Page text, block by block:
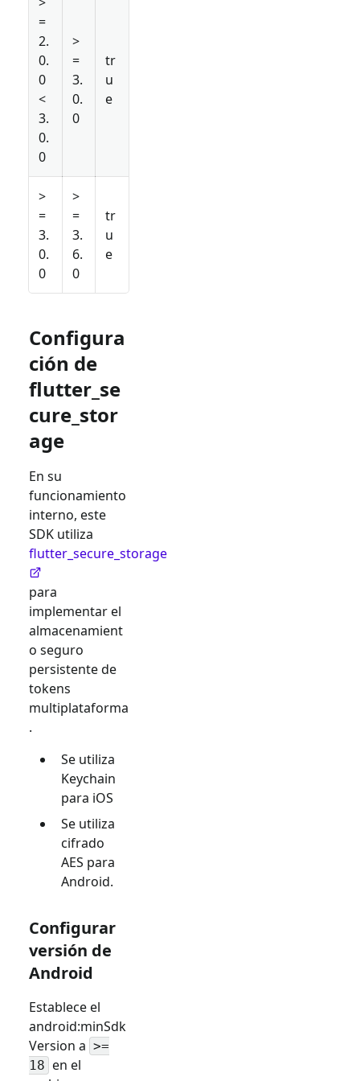
=
2.
0.
0
<
3.
0.
0
>
=
3.
0.
0
tr
u
e
>
=
3.
0.
0
>
=
3.
6.
0
tr
u
e
Configura
ción de
flutter_se
cure_stor
age
En su
funcionamiento
interno, este
SDK utiliza
flutter_secure_storage
para
implementar el
almacenamient
o seguro
persistente de
tokens
multiplataforma
.
Se utiliza
Keychain
para iOS
Se utiliza
cifrado
AES para
Android.
Configurar
versión de
Android
Establece el
android:minSdk
Version a >=
18 en el